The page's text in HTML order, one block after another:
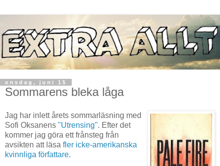
onsdag, juni 15
Sommarens bleka låga
Jag har inlett årets sommarläsning med
Sofi Oksanens "Utrensing". Efter det
kommer jag göra ett frånsteg från
avsikten att läsa fler icke-amerikanska
kvinnliga författare.